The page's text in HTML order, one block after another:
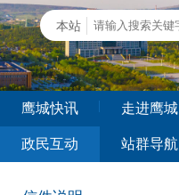
鹰城快讯 走进鹰城
政民互动 站群导航